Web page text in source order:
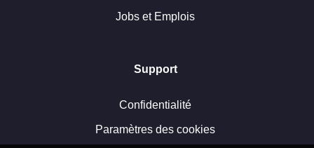
Jobs et Emplois
Support
Confidentialité
Paramètres des cookies